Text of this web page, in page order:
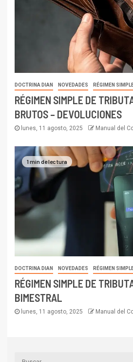
DOCTRINA DIAN NOVEDADES RÉGIMEN
RÉGIMEN SIMPLE DE
BRUTOS – DEVOLUCIONES
lunes, 11 agosto, 2025 Manual del
1 min de lectura
DOCTRINA DIAN NOVEDADES RÉGIMEN
RÉGIMEN SIMPLE DE
BIMESTRAL
lunes, 11 agosto, 2025 Manual del